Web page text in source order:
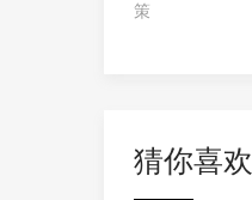
策
猜你喜欢